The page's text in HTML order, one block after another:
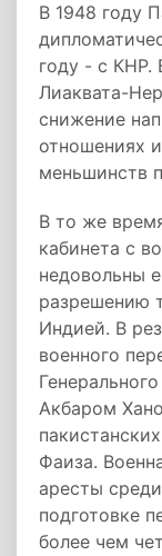
В 1948 году
году - c КНР.
Лиаквата-
снижение
отношениях
меньшинств
В то же
кабинета с
недовольны
разрешению
Индией. В
военного
Акбаром
Фаиза.
аресты
подготовке
более чем